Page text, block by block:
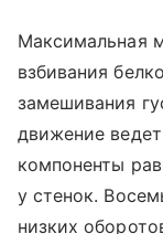
Максимальная
взбивания
замешивания
движение
компоненты
у стенок.
низких